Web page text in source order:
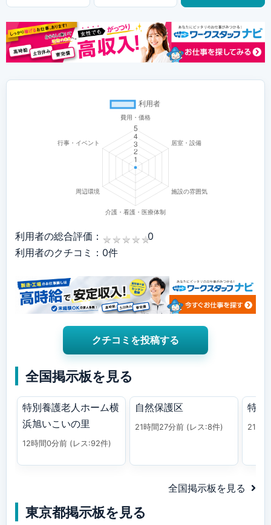
利用者の総合評価： ★ ★ ★ ★ ★
★ ★ ★ ★ ★0
利用者のクチコミ：0件
クチコミを投稿する
全国掲示板を見る
特別養護老人ホーム横
浜旭いこいの里
12時間0分前 (レス:92件)
自然保護区
21時間27分前 (レス:8件)
特養
21時
全国掲示板を見る
東京都掲示板を見る